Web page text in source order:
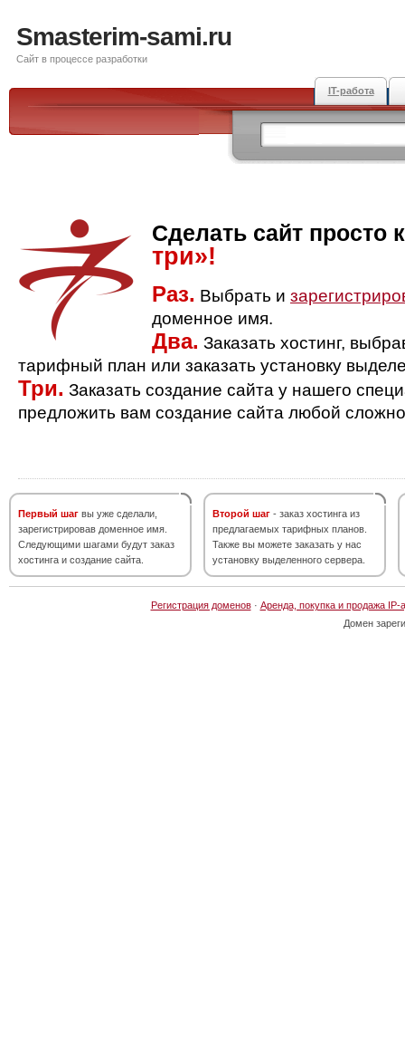
Smasterim-sami.ru
Сайт в процессе разработки
IT-работа
Сделать сайт просто
три»!
Раз. Выбрать и
доменное имя.
Два. Заказать хостинг,
тарифный план или заказать установку
Три. Заказать создание сайта у нашего
предложить вам создание сайта любой
Первый шаг вы уже сделали,
зарегистрировав доменное имя.
Следующими шагами будут заказ
хостинга и создание сайта.
Второй шаг - заказ хостинга из
предлагаемых тарифных планов.
Также вы можете заказать у нас
установку выделенного сервера.
Регистрация доменов· Аренда, покупка и продажа IP-
Домен